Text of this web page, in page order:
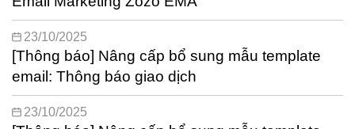
23/10/2025
[Thông báo] Nâng cấp bổ sung mẫu template
email: Thông báo giao dịch
23/10/2025